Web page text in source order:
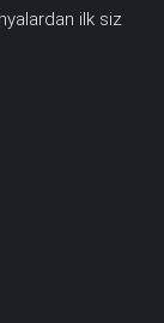
ilk siz